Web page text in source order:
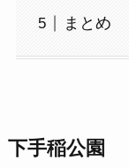
まとめ
下手稲公園